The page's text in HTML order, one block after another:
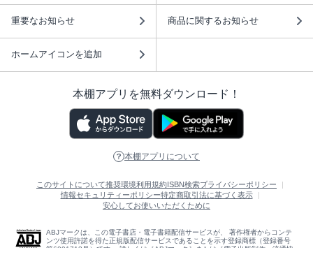
重要なお知らせ 商品に関するお知らせ
ホームアイコンを追加
本棚アプリを無料ダウンロード！
本棚アプリについて
このサイトについて推奨環境利用規約ISBN検索プライバシーポリシー
情報セキュリティーポリシー特定商取引法に基づく表示
安心してお使いいただくために
ABJマークは、この電子書店・電子書籍配信サービスが、 著作権者からコンテ
ンツ使用許諾を得た正規版配信サービスであることを示す登録商標（登録番号
第6091713号）です。 詳しくは［ABJマーク］または［電子出版制作・流通協